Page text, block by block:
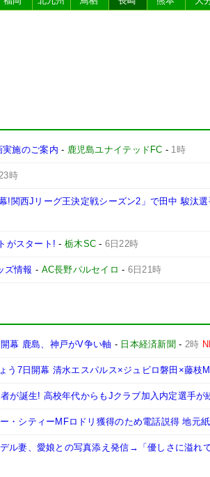
施のご案内 - 鹿児島ユナイテッドFC - 1時
時
!関西Jリーグ王決定戦シーズン2」で田中 駿汰
がスタート! -栃木SC - 6日22時
ズ情報 - AC長野パルセイロ - 6日21時
幕 鹿島、神戸がV争い軸 - 日本経済新聞 - 2時
う7日開幕 清水エスパルス×ジュビロ磐田×藤枝
が誕生! 高校年代からもJクラブ加入内定選手が
・シティーMFロドリ獲得のため電話説得 地元
ル妻、愛娘との写真添え発信→「優しさに溢れ